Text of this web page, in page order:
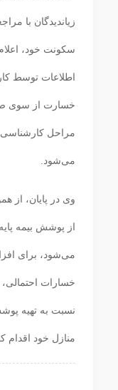
زیاندیدگان با
سکونت خود،
اطلاعات توسط
خسارت از سوی
مراحل
می‌شود.
وی در پایان، از
از پوشش بیمه
می‌شود، برای
خسارات
نسبت به تهیه
منازل خود اقدام